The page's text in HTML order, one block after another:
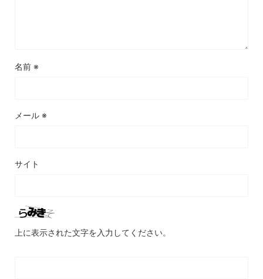
名前 ※
メール ※
サイト
上に表示された文字を入力してください。